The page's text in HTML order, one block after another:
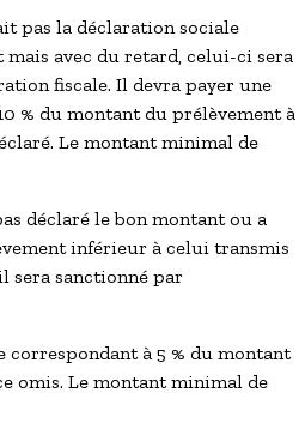
pas la déclaration sociale
avec du retard, celui-ci sera
fiscale. Il devra payer une
% du montant du prélèvement à
Le montant minimal de
déclaré le bon montant ou a
inférieur à celui transmis
sera sanctionné par
correspondant à 5 % du montant
omis. Le montant minimal de